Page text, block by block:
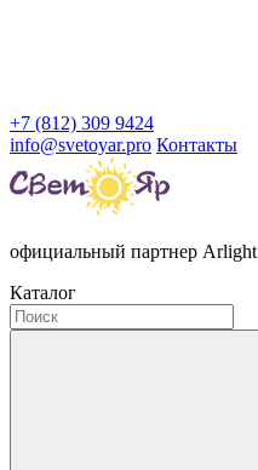
+7 (812) 309 9424
info@svetoyar.pro Контакты
официальный партнер Arlight
Каталог